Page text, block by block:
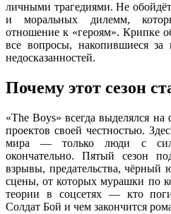
личными трагедиями. Не
и моральных дилемм,
отношение к «героям». Крипке
все вопросы, накопившиеся за
недосказанностей.
Почему этот сезон
«The Boys» всегда выделялся
проектов своей честностью.
мира — только люди с
окончательно. Пятый сезон
взрывы, предательства,
сцены, от которых мурашки по
теории в соцсетях — кто
Солдат Бой и чем закончится